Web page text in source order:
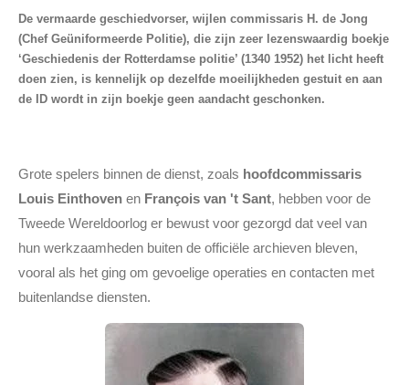
De vermaarde geschiedvorser, wijlen commissaris H. de Jong
(Chef Geüniformeerde Politie), die zijn zeer lezenswaardig boekje
‘Geschiedenis der Rotterdamse politie’ (1340 1952) het licht heeft
doen zien, is kennelijk op dezelfde moeilijkheden gestuit en aan
de ID wordt in zijn boekje geen aandacht geschonken.
Grote spelers binnen de dienst, zoals hoofdcommissaris
Louis Einthoven en François van 't Sant, hebben voor de
Tweede Wereldoorlog er bewust voor gezorgd dat veel van
hun werkzaamheden buiten de officiële archieven bleven,
vooral als het ging om gevoelige operaties en contacten met
buitenlandse diensten.